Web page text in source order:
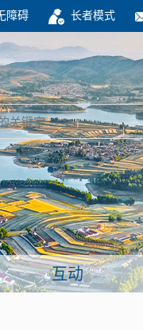
障碍 长者模式
和谐
国务院
镇街信
临沂日
闻
互动